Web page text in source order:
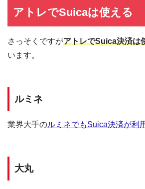
アトレでSuicaは使える
さっそくですがアトレでSuica決済は
います。
ルミネ
業界大手のルミネでもSuica決済が利
大丸